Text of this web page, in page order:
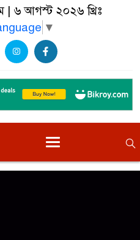
| ৬ আগস্ট ২০২৬ খ্রিঃ
▼